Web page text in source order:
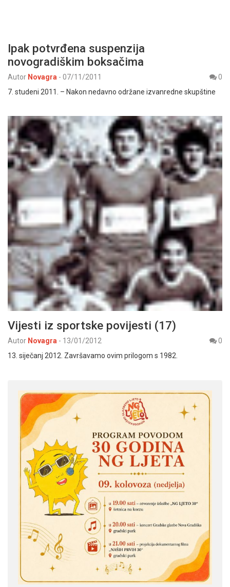
Ipak potvrđena suspenzija
novogradiškim boksačima
Autor Novagra - 07/11/2011
0
7. studeni 2011. – Nakon nedavno održane izvanredne skupštine
Vijesti iz sportske povijesti (17)
Autor Novagra - 13/01/2012
0
13. siječanj 2012. Završavamo ovim prilogom s 1982.